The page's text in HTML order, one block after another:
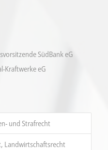
SüdBank eG
Kraftwerke eG
und Strafrecht
Landwirtschaftsrecht